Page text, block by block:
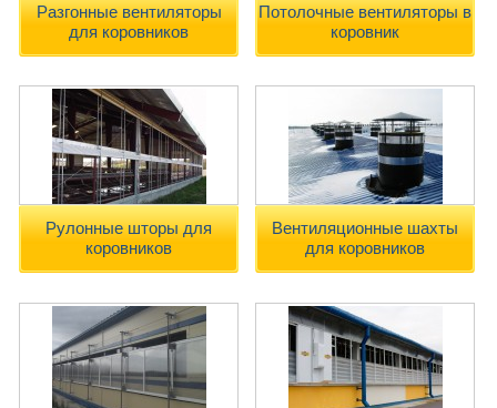
Разгонные вентиляторы
для коровников
Потолочные вентиляторы в
коровник
Рулонные шторы для
коровников
Вентиляционные шахты
для коровников